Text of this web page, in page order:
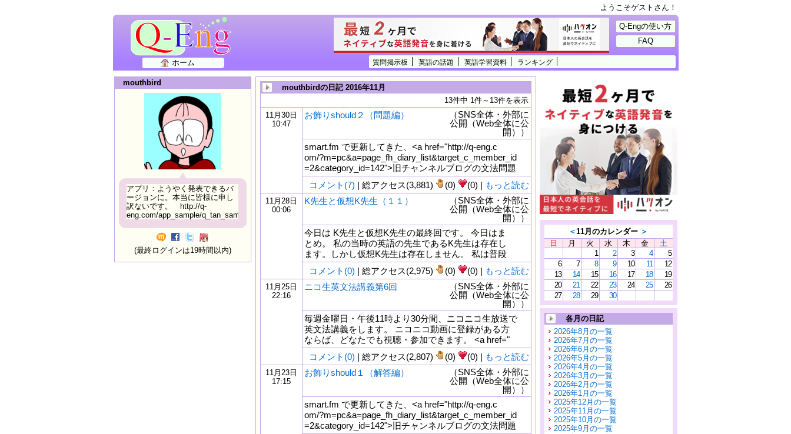
ようこそゲストさん！
質問掲示板 英語の話題 英語学習資料 ランキング
ホーム
Q-Engの使い方
FAQ
mouthbird
アプリ：ようやく発表できるバ
ージョンに。本当に皆様に申し
訳ないです。 http://q-
eng.com/app_sample/q_tan_sample06.html
(最終ログインは19時間以内)
mouthbirdの日記 2016年11月
13件中 1件～13件を表示
11月30日
10:47
お飾りshould２（問題編）
（SNS全体・外部に
公開（Web全体に公
開））
smart.fm で更新してきた、<a href="http://q-eng.c
om/?m=pc&a=page_fh_diary_list&target_c_member_id
=2&category_id=142">旧チャンネルブログの文法問題
コメント(7) | 総アクセス(3,881) (0) (0) | もっと読む
11月28日
00:06
K先生と仮想K先生（１１）
（SNS全体・外部に
公開（Web全体に公
開））
今日は K先生と仮想K先生の最終回です。 今日はま
とめ。 私の当時の英語の先生であるK先生は存在し
ます。しかし仮想K先生は存在しません。 私は普段
コメント(0) | 総アクセス(2,975) (0) (0) | もっと読む
11月25日
22:16
ニコ生英文法講義第6回
（SNS全体・外部に
公開（Web全体に公
開））
毎週金曜日・午後11時より30分間、ニコニコ生放送で
英文法講義をします。 ニコニコ動画に登録がある方
ならば、どなたでも視聴・参加できます。 <a href="
コメント(0) | 総アクセス(2,807) (0) (0) | もっと読む
11月23日
17:15
お飾りshould１（解答編）
（SNS全体・外部に
公開（Web全体に公
開））
smart.fm で更新してきた、<a href="http://q-eng.c
om/?m=pc&a=page_fh_diary_list&target_c_member_id
=2&category_id=142">旧チャンネルブログの文法問題
＜11月のカレンダー ＞
日
月 火 水 木 金
土
1
2 3 4
5
6
7 8 9 10 11
12
13
14 15 16 17 18
19
20
21 22 23 24 25
26
27
28 29 30
各月の日記
2026年8月の一覧
2026年7月の一覧
2026年6月の一覧
2026年5月の一覧
2026年4月の一覧
2026年3月の一覧
2026年2月の一覧
2026年1月の一覧
2025年12月の一覧
2025年11月の一覧
2025年10月の一覧
2025年9月の一覧